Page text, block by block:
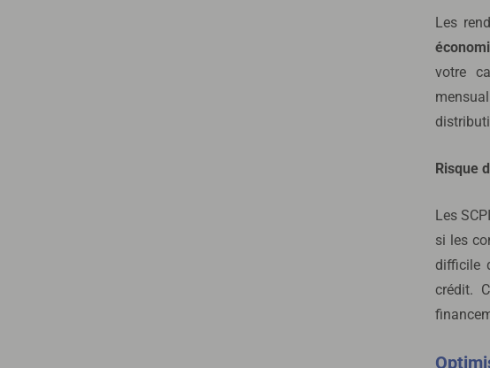
Les
votre
Risque
Les
si les
difficile
crédit.